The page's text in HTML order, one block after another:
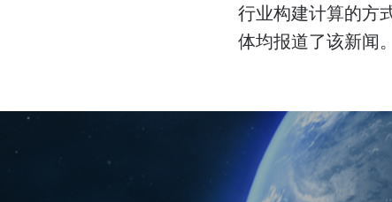
行业构建计算的方式
体均报道了该新闻。